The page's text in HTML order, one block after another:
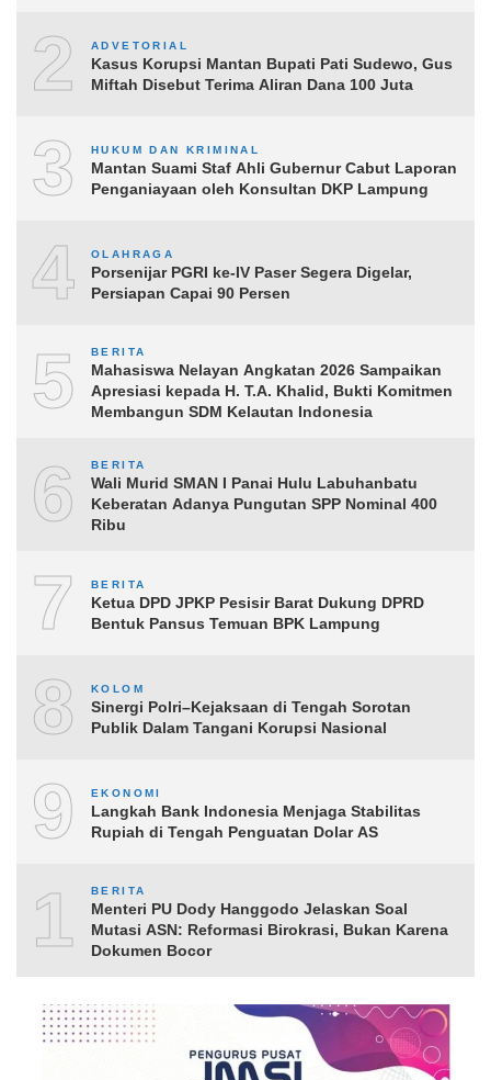
2 ADVETORIAL
Kasus Korupsi Mantan Bupati Pati Sudewo, Gus
Miftah Disebut Terima Aliran Dana 100 Juta
3 HUKUM DAN KRIMINAL
Mantan Suami Staf Ahli Gubernur Cabut Laporan
Penganiayaan oleh Konsultan DKP Lampung
4 OLAHRAGA
Porsenijar PGRI ke-IV Paser Segera Digelar,
Persiapan Capai 90 Persen
5 BERITA
Mahasiswa Nelayan Angkatan 2026 Sampaikan
Apresiasi kepada H. T.A. Khalid, Bukti Komitmen
Membangun SDM Kelautan Indonesia
6 BERITA
Wali Murid SMAN I Panai Hulu Labuhanbatu
Keberatan Adanya Pungutan SPP Nominal 400
Ribu
7 BERITA
Ketua DPD JPKP Pesisir Barat Dukung DPRD
Bentuk Pansus Temuan BPK Lampung
8 KOLOM
Sinergi Polri–Kejaksaan di Tengah Sorotan
Publik Dalam Tangani Korupsi Nasional
9 EKONOMI
Langkah Bank Indonesia Menjaga Stabilitas
Rupiah di Tengah Penguatan Dolar AS
10BERITA
Menteri PU Dody Hanggodo Jelaskan Soal
Mutasi ASN: Reformasi Birokrasi, Bukan Karena
Dokumen Bocor